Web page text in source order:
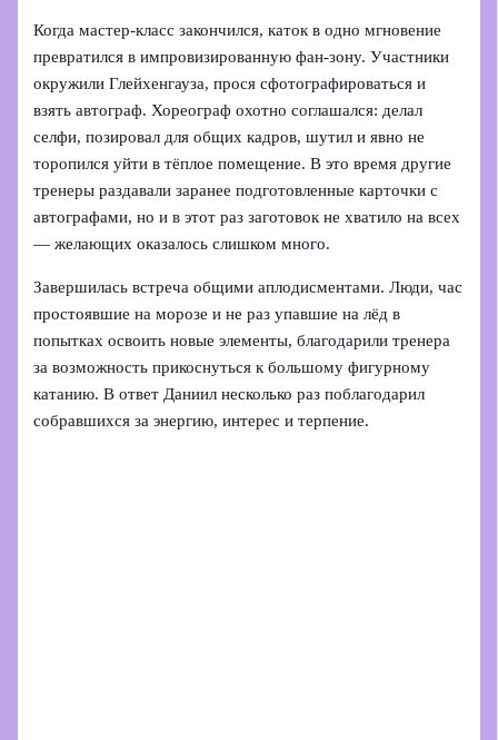
Когда мастер-класс закончился, каток в одно мгновение
превратился в импровизированную фан-зону. Участники
окружили Глейхенгауза, прося сфотографироваться и
взять автограф. Хореограф охотно соглашался: делал
селфи, позировал для общих кадров, шутил и явно не
торопился уйти в тёплое помещение. В это время другие
тренеры раздавали заранее подготовленные карточки с
автографами, но и в этот раз заготовок не хватило на всех
— желающих оказалось слишком много.
Завершилась встреча общими аплодисментами. Люди, час
простоявшие на морозе и не раз упавшие на лёд в
попытках освоить новые элементы, благодарили тренера
за возможность прикоснуться к большому фигурному
катанию. В ответ Даниил несколько раз поблагодарил
собравшихся за энергию, интерес и терпение.